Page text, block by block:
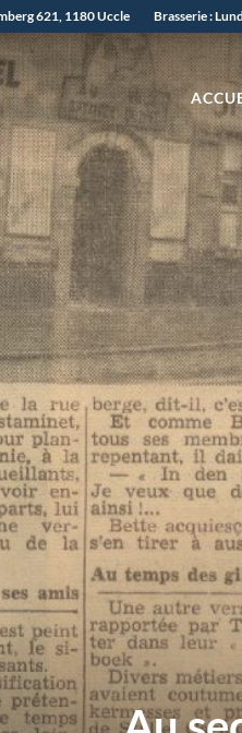
621, 1180 Uccle Brasserie :